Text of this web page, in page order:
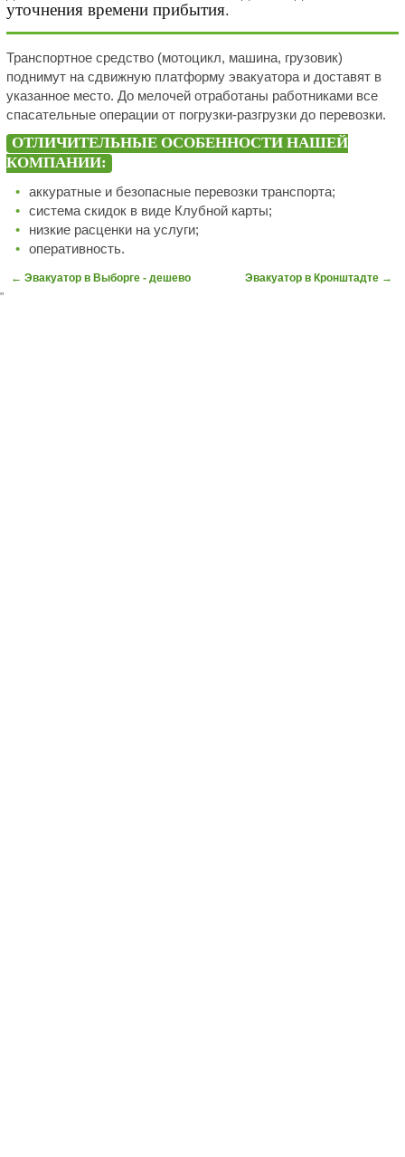
уточнения времени прибытия.
Транспортное средство (мотоцикл, машина, грузовик)
поднимут на сдвижную платформу эвакуатора и доставят в
указанное место. До мелочей отработаны работниками все
спасательные операции от погрузки-разгрузки до перевозки.
ОТЛИЧИТЕЛЬНЫЕ ОСОБЕННОСТИ НАШЕЙ
КОМПАНИИ:
аккуратные и безопасные перевозки транспорта;
система скидок в виде Клубной карты;
низкие расценки на услуги;
оперативность.
← Эвакуатор в Выборге - дешево Эвакуатор в Кронштадте →
"